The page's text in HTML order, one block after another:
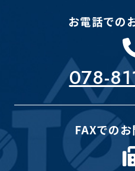
お電話での
078-
FAXでの